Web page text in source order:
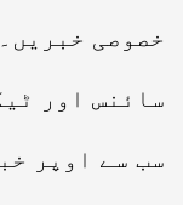
خصوصی خبریں۔
سائنس اور
سب سے اوپر